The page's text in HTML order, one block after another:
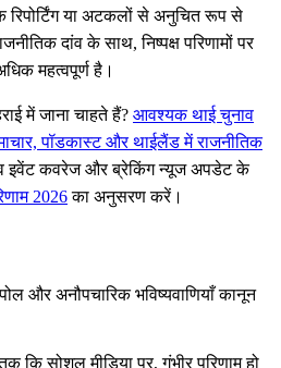
रिपोर्टिंग या अटकलों से अनुचित रूप से
दांव के साथ, निष्पक्ष परिणामों पर
महत्वपूर्ण है।
में जाना चाहते हैं? आवश्यक थाई चुनाव
पॉडकास्ट और थाईलैंड में राजनीतिक
इवेंट कवरेज और ब्रेकिंग न्यूज अपडेट के
2026का अनुसरण करें।
और अनौपचारिक भविष्यवाणियाँ कानून
कि सोशल मीडिया पर, गंभीर परिणाम हो